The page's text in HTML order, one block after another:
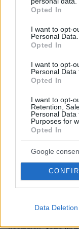
grant or deny
use your data for
consent section.
Opted In
I want to opt-
Personal Data.
Opted In
I want to opt-
Personal Data
Opted In
I want to opt-
Retention,
Personal
Purposes for
Opted In
Google
Data Deletion
Το μεγάλο παζάρι με
ανεξάρτητους: Με
φλερτάρουν οι
έχουν στέγη
06.08.2026, 09:55
Γιατί έβαλαν στο
Μεσογείου: Το
κοσμήματα
καταστροφή του
06.08.2026, 07:25
μπαρ στην
προσπάθησε να